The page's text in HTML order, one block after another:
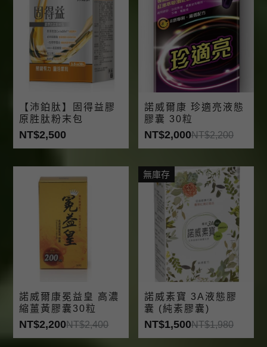
【沛鉑肽】固得益膠
原胜肽粉末包
NT$2,500
諾威爾康 珍適亮液態
膠囊 30粒
NT$2,000NT$2,200
諾威爾康冕益皇 高濃
縮薑黃膠囊30粒
NT$2,200NT$2,400
無庫存
諾威素寶 3A液態膠
囊 (純素膠囊)
NT$1,500NT$1,980